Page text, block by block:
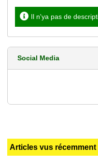
Il n'ya pas de
Social Media
Articles vus récemment